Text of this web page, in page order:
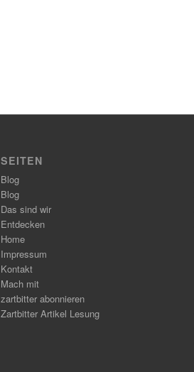
SEITEN
Blog
Blog
Das sind wir
Entdecken
Home
Impressum
Kontakt
Mach mit
zartbitter abonnieren
Zartbitter Artikel Lesung